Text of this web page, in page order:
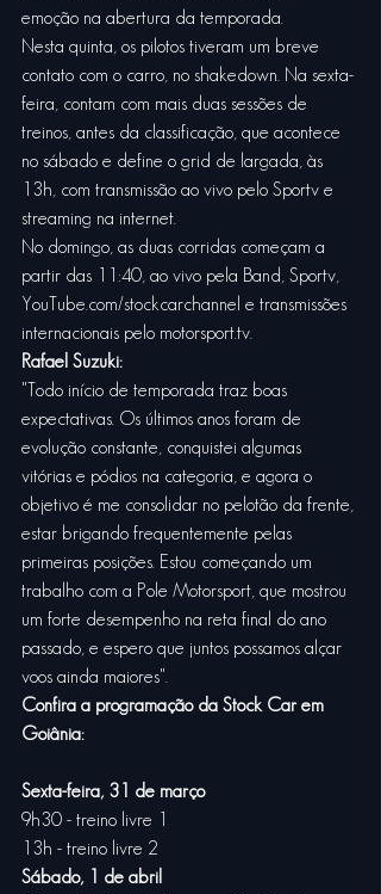
emoção na abertura da temporada.
Nesta quinta, os pilotos tiveram um breve
contato com o carro, no shakedown. Na sexta-
feira, contam com mais duas sessões de
treinos, antes da classificação, que acontece
no sábado e define o grid de largada, às
13h, com transmissão ao vivo pelo Sportv e
streaming na internet.
No domingo, as duas corridas começam a
partir das 11:40, ao vivo pela Band, Sportv,
YouTube.com/stockcarchannel e transmissões
internacionais pelo motorsport.tv.
Rafael Suzuki:
"Todo início de temporada traz boas
expectativas. Os últimos anos foram de
evolução constante, conquistei algumas
vitórias e pódios na categoria, e agora o
objetivo é me consolidar no pelotão da frente,
estar brigando frequentemente pelas
primeiras posições. Estou começando um
trabalho com a Pole Motorsport, que mostrou
um forte desempenho na reta final do ano
passado, e espero que juntos possamos alçar
voos ainda maiores".
Confira a programação da Stock Car em
Goiânia:
Sexta-feira, 31 de março
9h30 - treino livre 1
13h - treino livre 2
Sábado, 1 de abril